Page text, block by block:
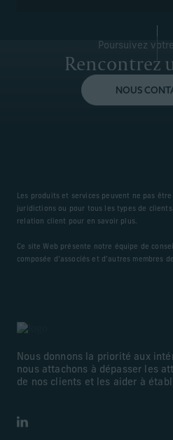
Poursuivez
Rencontrez
NOUS
Les produits et services peuvent ne pas
juridictions ou pour tous les types de
relation client pour en savoir plus.
Ce site Web présente notre équipe de
composée d’associés et d’autres membres
Nous donnons la priorité aux
nous attachons à dépasser les
de nos clients et les aider à
LinkedIn